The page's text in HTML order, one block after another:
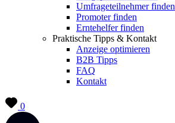
Umfrageteilnehmer finden
Promoter finden
Erntehelfer finden
Praktische Tipps & Kontakt
Anzeige optimieren
B2B Tipps
FAQ
Kontakt
0